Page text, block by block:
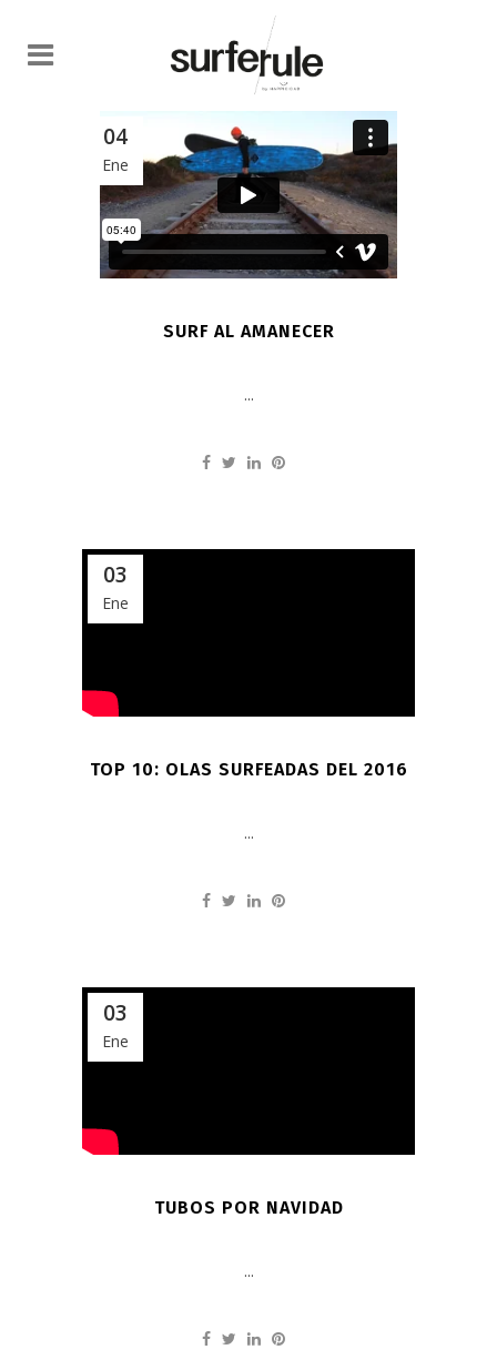
04
Ene
SURF AL AMANECER
...
03
Ene
TOP 10: OLAS SURFEADAS DEL 2016
...
03
Ene
TUBOS POR NAVIDAD
...